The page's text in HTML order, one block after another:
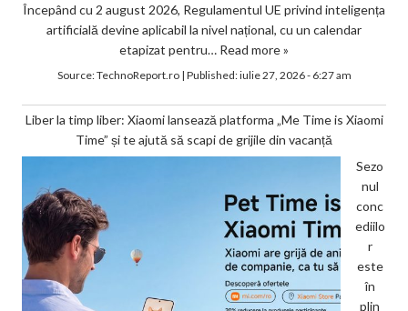
Începând cu 2 august 2026, Regulamentul UE privind inteligența
artificială devine aplicabil la nivel național, cu un calendar
etapizat pentru… Read more »
Source:TechnoReport.ro| Published:iulie 27, 2026 - 6:27 am
Liber la timp liber: Xiaomi lansează platforma „Me Time is Xiaomi
Time” și te ajută să scapi de grijile din vacanță
Sezo
nul
conc
ediilo
r
este
în
plin